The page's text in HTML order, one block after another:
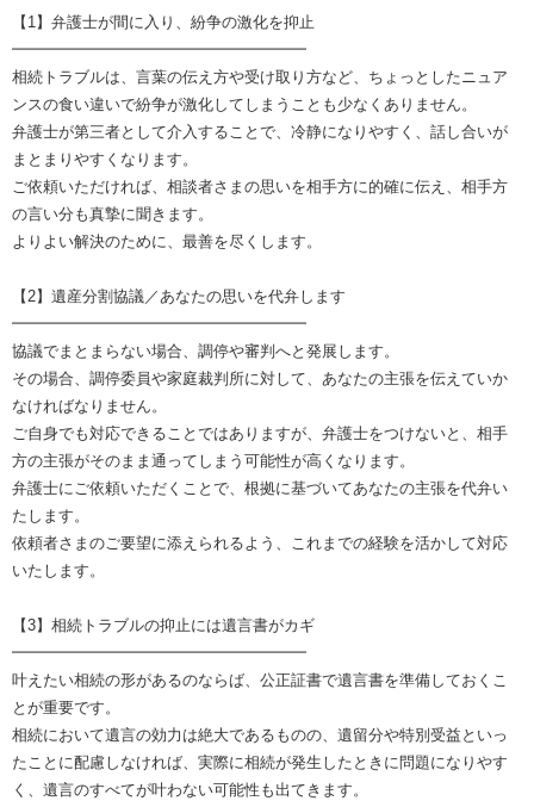
【1】弁護士が間に入り、紛争の激化を抑止
━━━━━━━━━━━━━━━━━━━
相続トラブルは、言葉の伝え方や受け取り方など、ちょっとしたニュア
ンスの食い違いで紛争が激化してしまうことも少なくありません。
弁護士が第三者として介入することで、冷静になりやすく、話し合いが
まとまりやすくなります。
ご依頼いただければ、相談者さまの思いを相手方に的確に伝え、相手方
の言い分も真摯に聞きます。
よりよい解決のために、最善を尽くします。
【2】遺産分割協議／あなたの思いを代弁します
━━━━━━━━━━━━━━━━━━━
協議でまとまらない場合、調停や審判へと発展します。
その場合、調停委員や家庭裁判所に対して、あなたの主張を伝えていか
なければなりません。
ご自身でも対応できることではありますが、弁護士をつけないと、相手
方の主張がそのまま通ってしまう可能性が高くなります。
弁護士にご依頼いただくことで、根拠に基づいてあなたの主張を代弁い
たします。
依頼者さまのご要望に添えられるよう、これまでの経験を活かして対応
いたします。
【3】相続トラブルの抑止には遺言書がカギ
━━━━━━━━━━━━━━━━━━━
叶えたい相続の形があるのならば、公正証書で遺言書を準備しておくこ
とが重要です。
相続において遺言の効力は絶大であるものの、遺留分や特別受益といっ
たことに配慮しなければ、実際に相続が発生したときに問題になりやす
く、遺言のすべてが叶わない可能性も出てきます。